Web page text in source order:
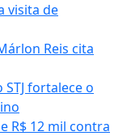
visita de
Reis cita
fortalece o
R$ 12 mil contra